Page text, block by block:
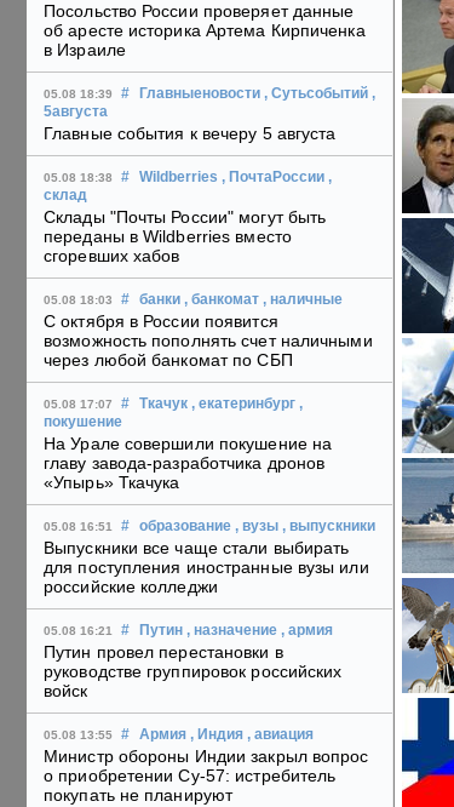
Посольство России проверяет данные
об аресте историка Артема Кирпиченка
в Израиле
05.08 18:39 # Главныеновости , Сутьсобытий ,
5августа
Главные события к вечеру 5 августа
05.08 18:38 # Wildberries , ПочтаРоссии ,
склад
Склады "Почты России" могут быть
переданы в Wildberries вместо
сгоревших хабов
05.08 18:03 # банки , банкомат , наличные
С октября в России появится
возможность пополнять счет наличными
через любой банкомат по СБП
05.08 17:07 # Ткачук , екатеринбург ,
покушение
На Урале совершили покушение на
главу завода-разработчика дронов
«Упырь» Ткачука
05.08 16:51 # образование , вузы , выпускники
Выпускники все чаще стали выбирать
для поступления иностранные вузы или
российские колледжи
05.08 16:21 # Путин , назначение , армия
Путин провел перестановки в
руководстве группировок российских
войск
05.08 13:55 # Армия , Индия , авиация
Министр обороны Индии закрыл вопрос
о приобретении Су-57: истребитель
покупать не планируют